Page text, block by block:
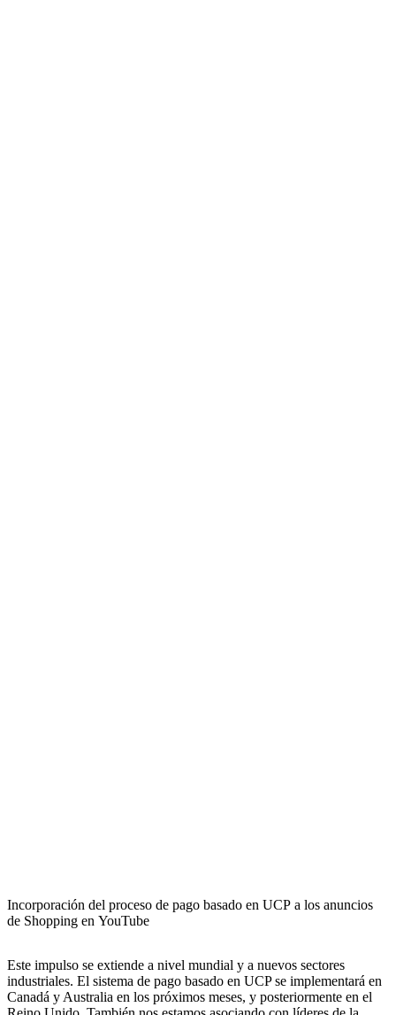
Incorporación del proceso de pago basado en UCP a los anuncios
de Shopping en YouTube
Este impulso se extiende a nivel mundial y a nuevos sectores
industriales. El sistema de pago basado en UCP se implementará en
Canadá y Australia en los próximos meses, y posteriormente en el